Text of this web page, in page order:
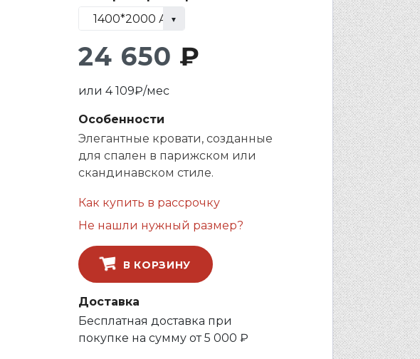
24 650 ₽
или4 109₽/мес
Особенности
Элегантные кровати, созданные
для спален в парижском или
скандинавском стиле.
Как купить в рассрочку
Не нашли нужный размер?
В КОРЗИНУ
Доставка
Бесплатная доставка при
покупке на сумму от 5 000 ₽